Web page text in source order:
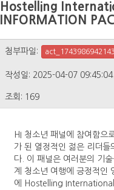
Hostelling
INFORMATION
첨부파일:
작성일: 2025-04-07
조회: 169
HI 청소년 패널에 참여함으
가 된 열정적인 젊은 리더들
다. 이 패널은 여러분의 기
계 청소년 여행에 긍정적인
에 Hostelling International